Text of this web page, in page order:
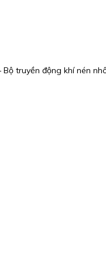
Bộ truyền động khí nén